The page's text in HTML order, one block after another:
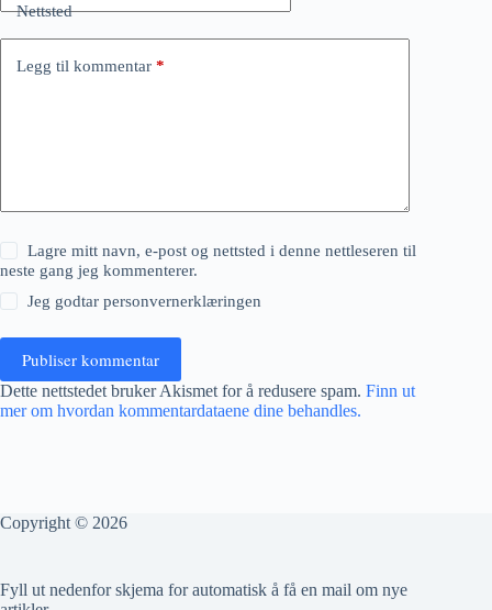
Nettsted
Legg til kommentar *
Lagre mitt navn, e-post og nettsted i denne nettleseren til
neste gang jeg kommenterer.
Jeg godtarpersonvernerklæringen
Publiser kommentar
Dette nettstedet bruker Akismet for å redusere spam. Finn ut
mer om hvordan kommentardataene dine behandles.
Copyright © 2026
Fyll ut nedenfor skjema for automatisk å få en mail om nye